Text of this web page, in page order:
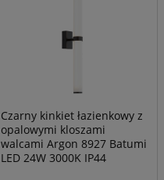
Czarny kinkiet łazienkowy z
opalowymi kloszami
walcami Argon 8927 Batumi
LED 24W 3000K IP44